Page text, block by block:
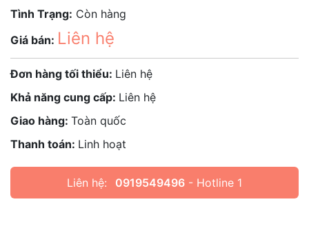
Tình Trạng: Còn hàng
Giá bán: Liên hệ
Đơn hàng tối thiểu: Liên hệ
Khả năng cung cấp: Liên hệ
Giao hàng: Toàn quốc
Thanh toán: Linh hoạt
Liên hệ: 0919549496 - Hotline 1